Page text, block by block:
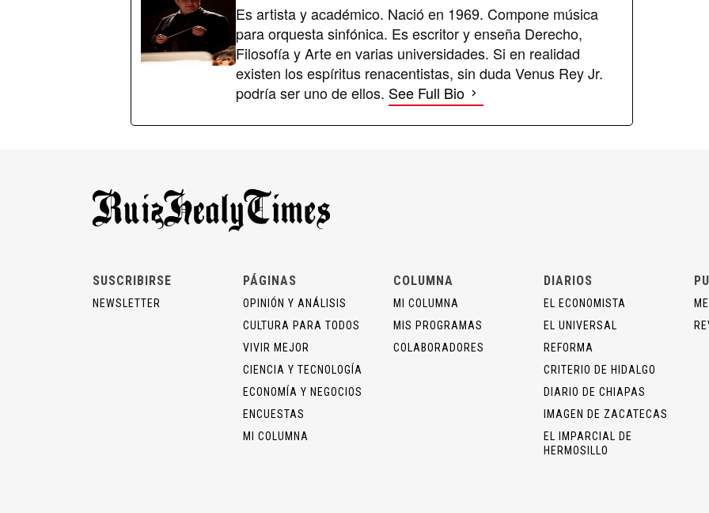
Es artista y académico. Nació en 1969. Compone música
para orquesta sinfónica. Es escritor y enseña Derecho,
Filosofía y Arte en varias universidades. Si en realidad
existen los espíritus renacentistas, sin duda Venus Rey Jr.
podría ser uno de ellos. See Full Bio
SUSCRIBIRSE
NEWSLETTER
PÁGINAS
OPINIÓN Y ANÁLISIS
CULTURA PARA TODOS
VIVIR MEJOR
CIENCIA Y TECNOLOGÍA
ECONOMÍA Y NEGOCIOS
ENCUESTAS
MI COLUMNA
COLUMNA
MI COLUMNA
MIS PROGRAMAS
COLABORADORES
DIARIOS
EL ECONOMISTA
EL UNIVERSAL
REFORMA
CRITERIO DE HIDALGO
DIARIO DE CHIAPAS
IMAGEN DE ZACATECAS
EL IMPARCIAL DE
HERMOSILLO